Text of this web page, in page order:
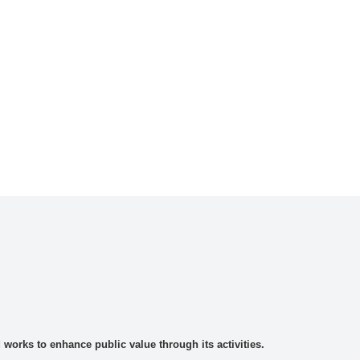
to enhance public value through its activities.